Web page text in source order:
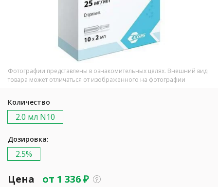
Фотографии представлены в ознакомительных целях. Внешний вид
товара может отличаться от изображенного на фотографии
Количество
2.0 мл N10
Дозировка:
2.5%
Цена от 1 336₽